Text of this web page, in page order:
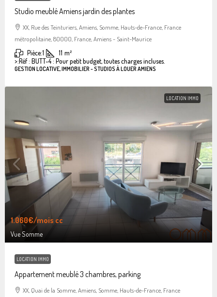
Studio meublé Amiens jardin des plantes
XX, Rue des Teinturiers, Amiens, Somme, Hauts-de-France, France
métropolitaine, 80000, France, Amiens - Saint-Maurice
Pièce:1 11 m²
>:Réf : BUTT-4 : Pour petit budget, toutes charges incluses.
GESTION LOCATIVE, IMMOBILIER - STUDIOS À LOUER AMIENS
LOCATION IMMO
1.060€/mois cc
Vue Somme
LOCATION IMMO
Appartement meublé 3 chambres, parking
XX, Quai de la Somme, Amiens, Somme, Hauts-de-France, France